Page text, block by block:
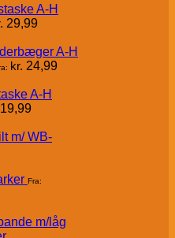
A-H
29,99
A-H
kr. 24,99
A-H
19,99
Fra: